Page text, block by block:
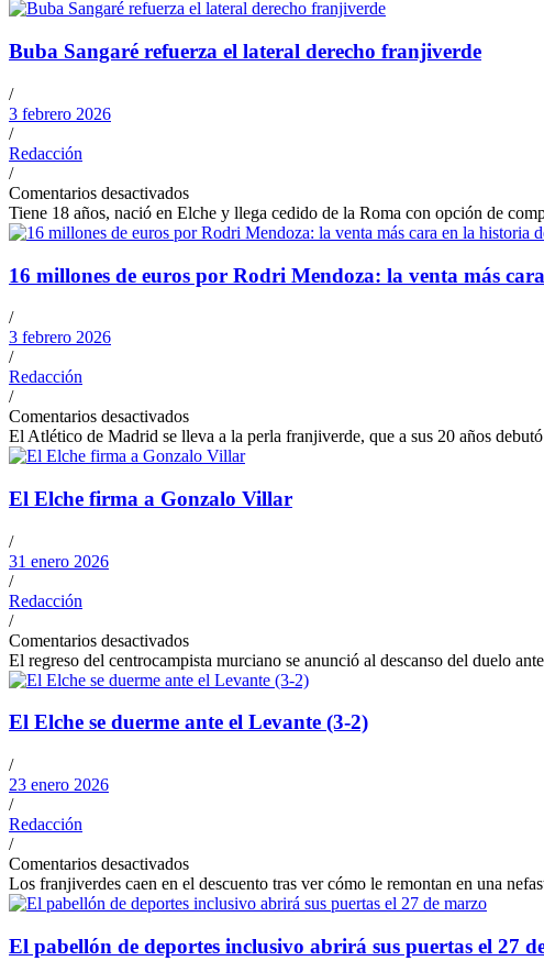
Buba Sangaré refuerza el lateral derecho franjiverde
/
3 febrero 2026
/
Redacción
/
Comentarios desactivados
Tiene 18 años, nació en Elche y llega cedido de la Roma con opción de
16 millones de euros por Rodri Mendoza: la venta más
/
3 febrero 2026
/
Redacción
/
Comentarios desactivados
El Atlético de Madrid se lleva a la perla franjiverde, que a sus 20 años
El Elche firma a Gonzalo Villar
/
31 enero 2026
/
Redacción
/
Comentarios desactivados
El regreso del centrocampista murciano se anunció al descanso del duelo
El Elche se duerme ante el Levante (3-2)
/
23 enero 2026
/
Redacción
/
Comentarios desactivados
Los franjiverdes caen en el descuento tras ver cómo le remontan en una
El pabellón de deportes inclusivo abrirá sus puertas el 27